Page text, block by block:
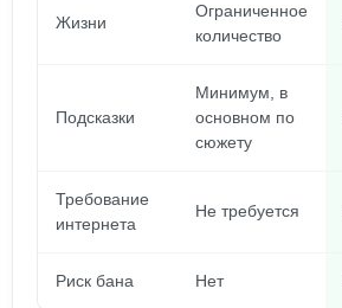
Жизни
Ограниченное
количество
Подсказки
Минимум, в
основном по
сюжету
Требование
интернета
Не требуется
Риск бана Нет